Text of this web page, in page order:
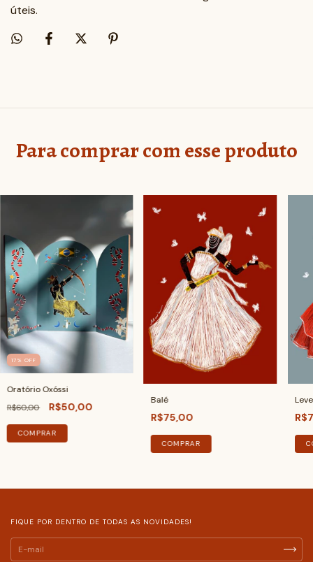
úteis.
Para comprar com esse produto
17 % OFF
Oratório Oxóssi
R$60,00 R$50,00
Balé
R$75,00
COMPRAR
FIQUE POR DENTRO DE TODAS AS NOVIDADES!